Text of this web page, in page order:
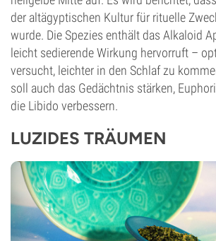
der altägyptischen Kultur für rituelle
wurde. Die Spezies enthält das Alkaloid
leicht sedierende Wirkung hervorruft –
versucht, leichter in den Schlaf zu
soll auch das Gedächtnis stärken,
die Libido verbessern.
LUZIDES TRÄUMEN